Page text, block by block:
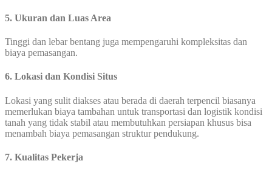
5. Ukuran dan Luas Area
Tinggi dan lebar bentang juga mempengaruhi kompleksitas dan
biaya pemasangan.
6. Lokasi dan Kondisi Situs
Lokasi yang sulit diakses atau berada di daerah terpencil biasanya
memerlukan biaya tambahan untuk transportasi dan logistik kondisi
tanah yang tidak stabil atau membutuhkan persiapan khusus bisa
menambah biaya pemasangan struktur pendukung.
7. Kualitas Pekerja